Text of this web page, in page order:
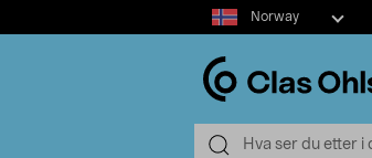
Select
market
Norway